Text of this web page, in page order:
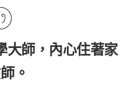
大師，內心住著家
。